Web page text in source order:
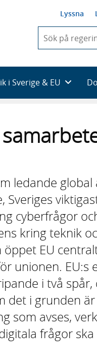
Lyssna
du
skriva
framträder
en
sökförslag
i Sverige & EU
ledande
Sveriges
cyberfrågor
kring teknik
EU
unionen. EU:s
i två
det i grunden
som avses,
frågor